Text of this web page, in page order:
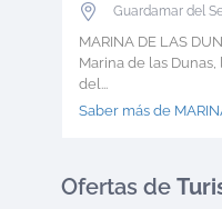
Guardamar del
MARINA DE LAS
Marina de las
del...
Saber más de
Ofertas de